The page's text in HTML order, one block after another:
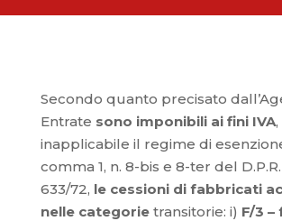
Secondo quanto precisato
Entrate sono imponibili ai fini IVA
inapplicabile il regime di
comma 1, n. 8-bis e 8-ter del D.P.R.
633/72, le cessioni di fabbricati
nelle categorietransitorie: i) F/3